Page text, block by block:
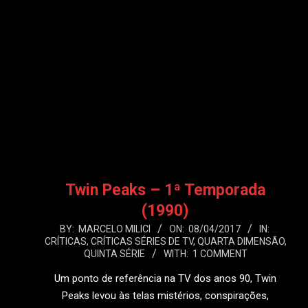
Twin Peaks – 1ª Temporada
(1990)
2017-
04-
BY: MARCELO MILICI ON: 08/04/2017
IN:
CRÍTICAS, CRÍTICAS SÉRIES DE TV, QUARTA DIMENSÃO,
QUINTA SÉRIE
WITH: 1 COMMENT
Um ponto de referência na TV dos anos 90, Twin
Peaks levou às telas mistérios, conspirações,